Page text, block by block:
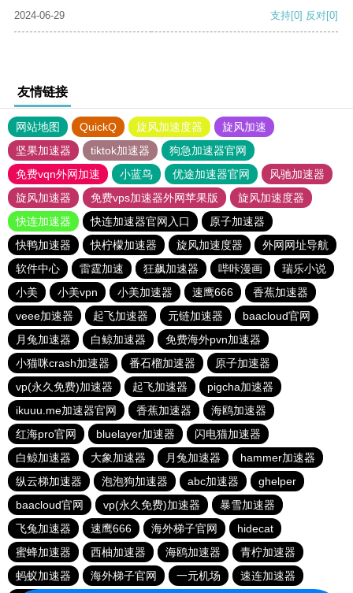
2024-06-29 支持[0] 反对[0]
友情链接
网站地图 QuickQ 旋风加速度器
旋风加速
坚果加速器
tiktok加速器
狗急加速器官网
免费vqn外网加速
小蓝鸟 优途加速器官网
风驰加速器
旋风加速器
免费vps加速器外网苹果版
旋风加速度器
快连加速器
快连加速器官网入口
原子加速器
快鸭加速器
快柠檬加速器 旋风加速度器
外网网址导航
软件中心
雷霆加速 狂飙加速器 哔咔漫画
瑞乐小说
小美
小美vpn 小美加速器 速鹰666
香蕉加速器
veee加速器
起飞加速器 元链加速器
baacloud官网
月兔加速器
白鲸加速器
免费海外pvn加速器
小猫咪crash加速器
番石榴加速器
原子加速器
vp(永久免费)加速器
起飞加速器
pigcha加速器
ikuuu.me加速器官网
香蕉加速器
海鸥加速器
红海pro官网
bluelayer加速器
闪电猫加速器
白鲸加速器
大象加速器 月兔加速器
hammer加速器
纵云梯加速器
泡泡狗加速器 abc加速器
ghelper
baacloud官网
vp(永久免费)加速器
暴雪加速器
飞兔加速器
速鹰666 海外梯子官网
hidecat
蜜蜂加速器
西柚加速器 海鸥加速器
青柠加速器
蚂蚁加速器
海外梯子官网 一元机场 速连加速器